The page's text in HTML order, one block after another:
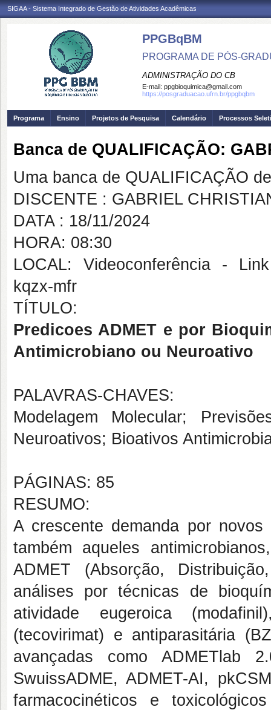
SIGAA - Sistema Integrado de Gestão de Atividades Acadêmicas
PPGBqBM
PROGRAMA DE PÓS-
ADMINISTRAÇÃO DO CB
E-mail: ppgbioquimica@gmail.com
https://posgraduacao.ufrn.br/ppgbqbm
Programa Ensino Projetos de Pesquisa Calendário Processos
Banca de QUALIFICAÇÃO:
Uma banca de QUALIFICAÇÃO
DISCENTE : GABRIEL
DATA : 18/11/2024
HORA: 08:30
LOCAL: Videoconferência -
kqzx-mfr
TÍTULO:
Predicoes ADMET e por
Antimicrobiano ou Neuroativo
PALAVRAS-CHAVES:
Modelagem Molecular;
Neuroativos; Bioativos
PÁGINAS: 85
RESUMO:
A crescente demanda por
também aqueles
ADMET (Absorção,
análises por técnicas de
atividade eugeroica
(tecovirimat) e antiparasitária
avançadas como ADMETlab
SwuissADME, ADMET-AI,
farmacocinéticos e